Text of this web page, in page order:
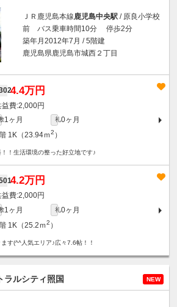
ＪＲ鹿児島本線鹿児島中央駅 / 原良小学校
前 バス乗車時間10分 停歩2分
築年月2012年7月 / 5階建
鹿児島県鹿児島市城西２丁目
4.4万円
2,000円
1ヶ月 礼0ヶ月
1K（23.94ｍ2 ）
！生活環境の整った好立地です♪
4.2万円
2,000円
1ヶ月 礼0ヶ月
1K（25.2ｍ2 ）
す(^^人気エリア♪広々7.6帖！！
ラルシティ照国 NEW